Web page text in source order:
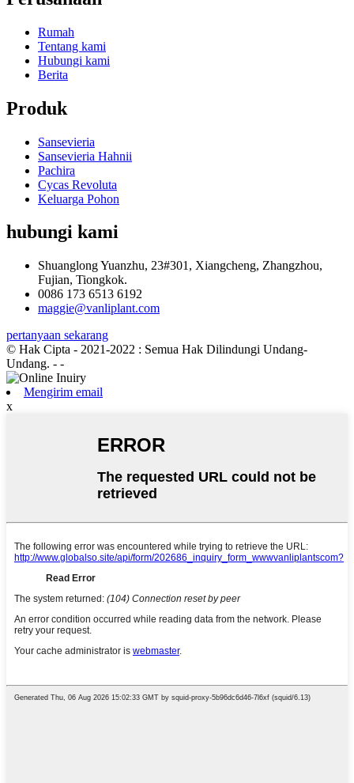
Rumah
Tentang kami
Hubungi kami
Berita
Produk
Sansevieria
Sansevieria Hahnii
Pachira
Cycas Revoluta
Keluarga Pohon
hubungi kami
Shuanglong Yuanzhu, 23#301, Xiangcheng, Zhangzhou,
Fujian, Tiongkok.
0086 173 6513 6192
maggie@vanliplant.com
pertanyaan sekarang
© Hak Cipta - 2021-2022 : Semua Hak Dilindungi Undang-
Undang. - -
Mengirim email
x